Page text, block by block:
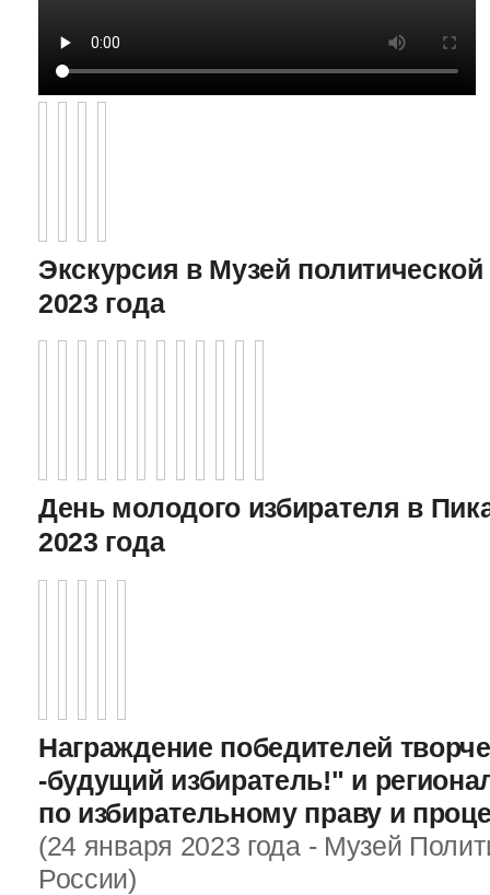
Экскурсия в Музей
2023 года
День молодого избирателя в
2023 года
Награждение победителей
-будущий избиратель!" и
по избирательному праву и
(24 января 2023 года - Музей
России)